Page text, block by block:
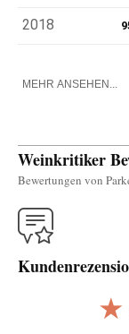
2018
MEHR ANSEHEN...
Weinkritiker
Bewertungen von
Übersetzen
Rapolao
the